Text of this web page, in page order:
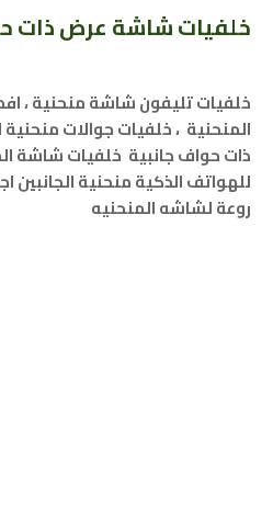
خلفيات شاشة عرض ذات
خلفيات تليفون شاشة منحنية ،
المنحنية ، خلفيات جوالات
ذات حواف جانبية خلفيات شاشة
للهواتف الذكية منحنية
روعة لشاشه المنحنيه